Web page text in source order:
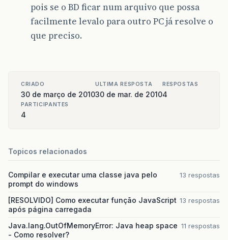
pois se o BD ficar num arquivo que possa
facilmente levalo para outro PC já resolve o
que preciso.
CRIADO
30 de março de 2010
ULTIMA RESPOSTA
30 de mar. de 2010
RESPOSTAS
4
PARTICIPANTES
4
Topicos relacionados
Compilar e executar uma classe java pelo
prompt do windows
13 respostas
[RESOLVIDO] Como executar função JavaScript
após página carregada
13 respostas
Java.lang.OutOfMemoryError: Java heap space
- Como resolver?
11 respostas